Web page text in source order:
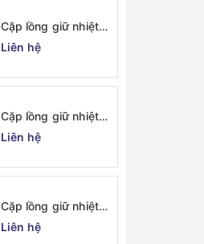
Cặp lồng giữ nhiệt
Kaiyo 1000ml, màu
ghi [KVL-6537]
Liên hệ
Cặp lồng giữ nhiệt
Kaiyo 1000ml, màu
vàng đồng [KVL-
Liên hệ
Cặp lồng giữ nhiệt
Kaiyo 1000ml, màu
xanh mint [mã KVL-
Liên hệ